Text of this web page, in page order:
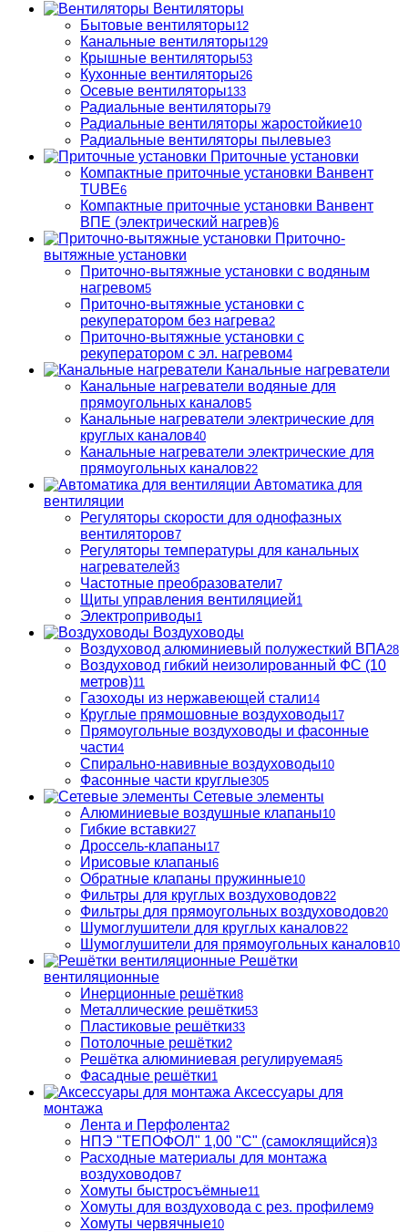
Вентиляторы
Бытовые вентиляторы12
Канальные вентиляторы129
Крышные вентиляторы53
Кухонные вентиляторы26
Осевые вентиляторы133
Радиальные вентиляторы79
Радиальные вентиляторы жаростойкие10
Радиальные вентиляторы пылевые3
Приточные установки
Компактные приточные установки Ванвент
TUBE6
Компактные приточные установки Ванвент
ВПЕ (электрический нагрев)6
Приточно-
вытяжные установки
Приточно-вытяжные установки с водяным
нагревом5
Приточно-вытяжные установки с
рекуператором без нагрева2
Приточно-вытяжные установки с
рекуператором с эл. нагревом4
Канальные нагреватели
Канальные нагреватели водяные для
прямоугольных каналов5
Канальные нагреватели электрические для
круглых каналов40
Канальные нагреватели электрические для
прямоугольных каналов22
Автоматика для
вентиляции
Регуляторы скорости для однофазных
вентиляторов7
Регуляторы температуры для канальных
нагревателей3
Частотные преобразователи7
Щиты управления вентиляцией1
Электроприводы1
Воздуховоды
Воздуховод алюминиевый полужесткий ВПА28
Воздуховод гибкий неизолированный ФС (10
метров)11
Газоходы из нержавеющей стали14
Круглые прямошовные воздуховоды17
Прямоугольные воздуховоды и фасонные
части4
Спирально-навивные воздуховоды10
Фасонные части круглые305
Сетевые элементы
Алюминиевые воздушные клапаны10
Гибкие вставки27
Дроссель-клапаны17
Ирисовые клапаны6
Обратные клапаны пружинные10
Фильтры для круглых воздуховодов22
Фильтры для прямоугольных воздуховодов20
Шумоглушители для круглых каналов22
Шумоглушители для прямоугольных каналов10
Решётки
вентиляционные
Инерционные решётки8
Металлические решётки53
Пластиковые решётки33
Потолочные решётки2
Решётка алюминиевая регулируемая5
Фасадные решётки1
Аксессуары для
монтажа
Лента и Перфолента2
НПЭ "ТЕПОФОЛ" 1,00 "С" (самоклящийся)3
Расходные материалы для монтажа
воздуховодов7
Хомуты быстросъёмные11
Хомуты для воздуховода с рез. профилем9
Хомуты червячные10